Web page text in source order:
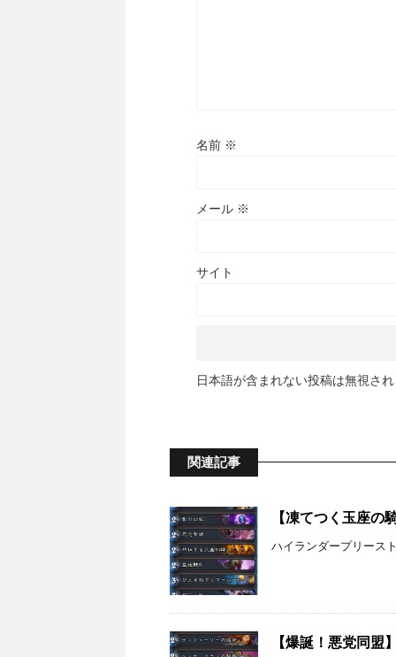
名前 ※
メール ※
サイト
日本語が含まれない投稿は無視さ
関連記事
【凍てつく玉座の
ハイランダープリース
【爆誕！悪党同盟